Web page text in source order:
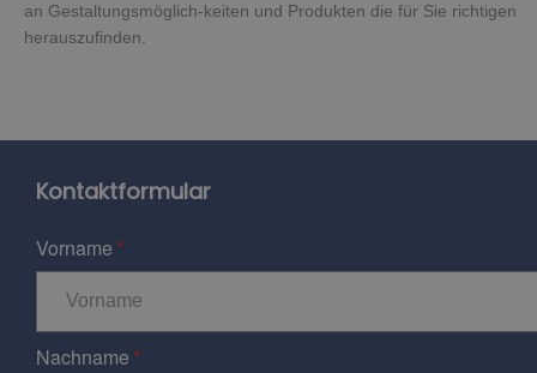
an Gestaltungsmöglich-keiten und Produkten die für Sie richtigen
herauszufinden.
Kontaktformular
Vorname
Nachname